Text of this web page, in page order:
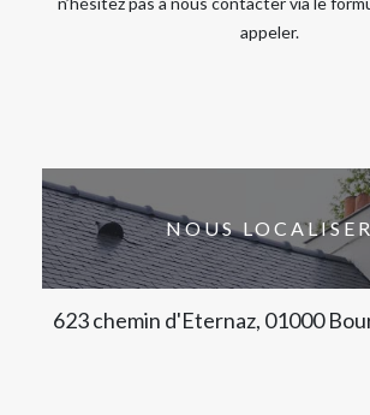
appeler.
NOUS
623 chemin d'Eternaz, 01000